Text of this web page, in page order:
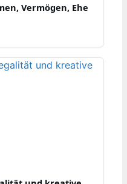
Vermögen, Ehe